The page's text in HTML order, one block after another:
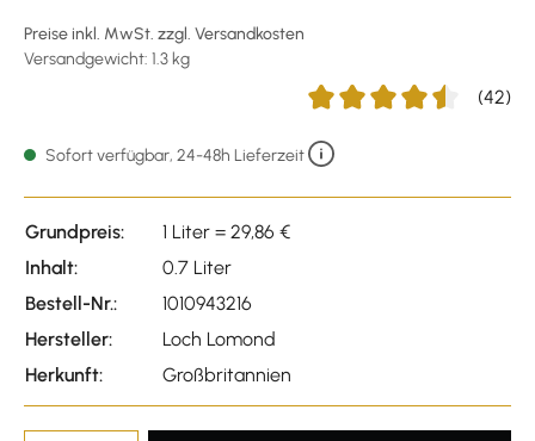
Preise inkl. MwSt. zzgl. Versandkosten
Versandgewicht: 1.3 kg
(42)
Sofort verfügbar, 24-48h Lieferzeit
Grundpreis:
1 Liter = 29,86 €
Inhalt:
0.7 Liter
Bestell-Nr.:
1010943216
Hersteller:
Loch Lomond
Herkunft:
Großbritannien